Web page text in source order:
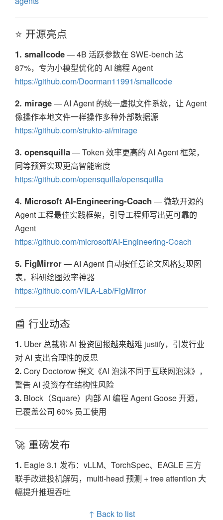
⭐ 开源亮点
1. smallcode— 4B 活跃参数在 SWE-bench 达
87%，专为小模型优化的 AI 编程 Agent
https://github.com/Doorman11991/smallcode
2. mirage— AI Agent 的统一虚拟文件系统，让 Agent
像操作本地文件一样操作多种外部数据源
https://github.com/strukto-ai/mirage
3. opensquilla— Token 效率更高的 AI Agent 框架，
同等预算实现更高智能密度
https://github.com/opensquilla/opensquilla
4. Microsoft AI-Engineering-Coach — 微软开源的
Agent 工程最佳实践框架，引导工程师写出更可靠的
Agent
https://github.com/microsoft/AI-Engineering-Coach
5. FigMirror— AI Agent 自动按任意论文风格复现图
表，科研绘图效率神器
https://github.com/VILA-Lab/FigMirror
📰 行业动态
1. Uber 总裁称 AI 投资回报越来越难 justify，引发行业
对 AI 支出合理性的反思
2.Cory Doctorow 撰文《AI 泡沫不同于互联网泡沫》，
警告 AI 投资存在结构性风险
3. Block（Square）内部 AI 编程 Agent Goose 开源，
已覆盖公司 60% 员工使用
🚀 重磅发布
1. Eagle 3.1 发布：vLLM、TorchSpec、EAGLE 三方
联手改进投机解码，multi-head 预测 + tree attention 大
幅提升推理吞吐
↑ Back to list